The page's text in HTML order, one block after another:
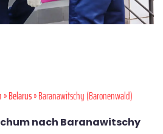
»Belarus» Baranawitschy (Baronenwald)
nach Baranawitschy